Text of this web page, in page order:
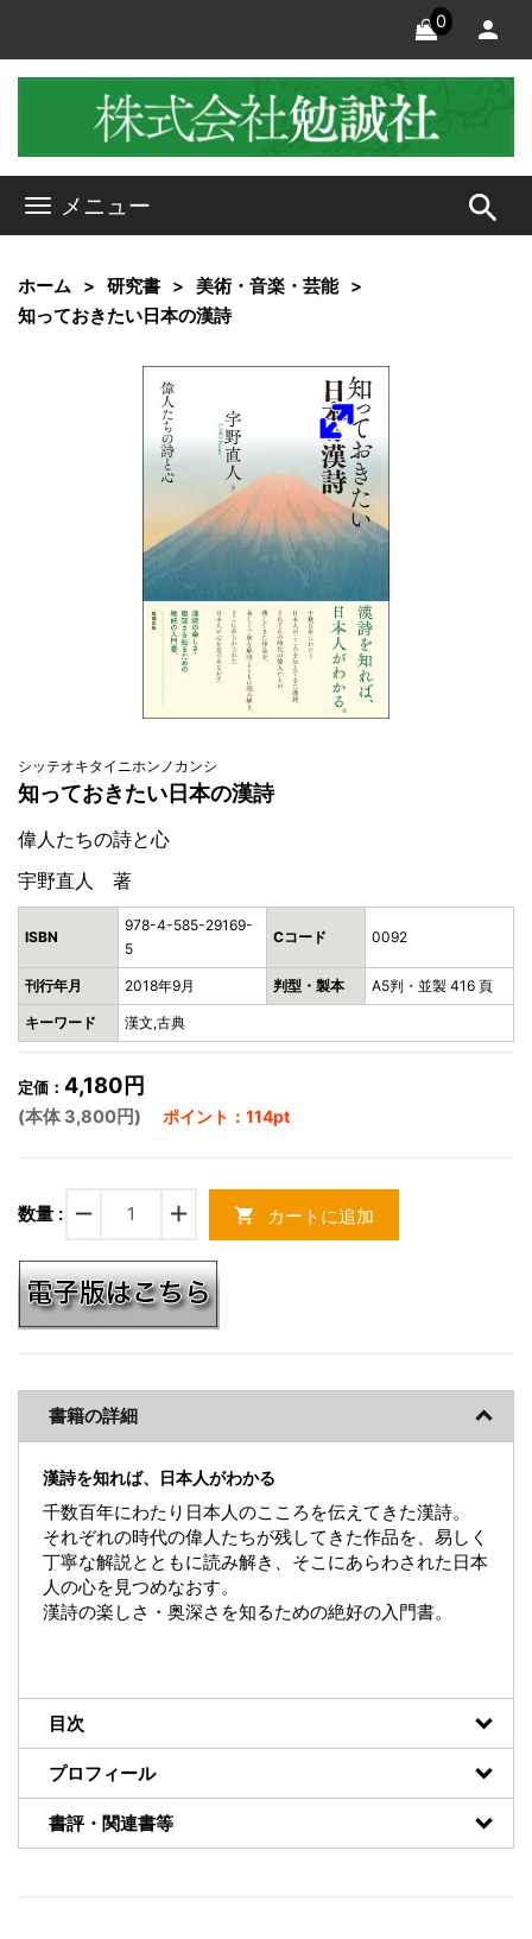
0
メニュー search
ホーム 研究書
美術・音楽・芸能
知っておきたい日本の漢詩
シッテオキタイニホンノカンシ
知っておきたい日本の漢詩
偉人たちの詩と心
宇野直人 著
ISBN
978-4-585-29169-
5
Cコード 0092
刊行年月 2018年9月 判型・製本 A5判・並製 416 頁
キーワード 漢文,古典
定価： 4,180円
(本体 3,800円) ポイント：114pt
数量 : remove add shopping_cart カートに追加
書籍の詳細
漢詩を知れば、日本人がわかる
千数百年にわたり日本人のこころを伝えてきた漢詩。
それぞれの時代の偉人たちが残してきた作品を、易しく
丁寧な解説とともに読み解き、そこにあらわされた日本
人の心を見つめなおす。
漢詩の楽しさ・奥深さを知るための絶好の入門書。
目次
プロフィール
書評・関連書等